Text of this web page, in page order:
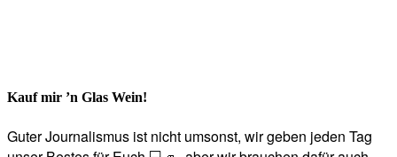
Kauf mir ’n Glas Wein!
Guter Journalismus ist nicht umsonst, wir geben jeden Tag